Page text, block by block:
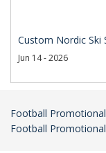
Custom Nordic Ski
Jun 14 - 2026
Football
Football